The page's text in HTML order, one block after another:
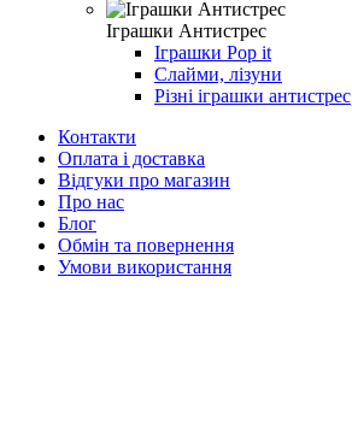
Іграшки Антистрес
Іграшки Pop it
Слайми, лізуни
Різні іграшки антистрес
Контакти
Оплата і доставка
Відгуки про магазин
Про нас
Блог
Обмін та повернення
Умови використання